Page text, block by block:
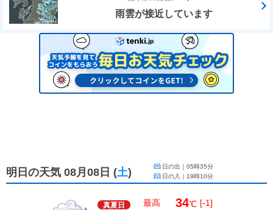
雨雲が接近しています
明日の天気 08月08日 (土) 日の出｜ 05時35分
日の入｜ 19時10分
真夏日 最高 34℃ [-1]